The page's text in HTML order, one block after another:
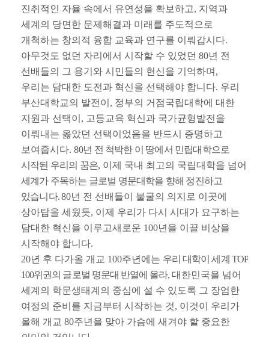
진취적인 자율 속에서 유연성을 확보하고, 지역과
세계의 당면한 문제해결과 미래를 주도적으로
개척하는 창의적 융합 교육과 연구를 이뤄갑시다.
아무것도 없던 자리에서 시작할 수 있었던 80년 전
선배들의 그 용기와 시민들의 헌신을 기억하며 ,
우리는 담대한 도전과 혁신을 선택해야 합니다. 우리
부산대학교의 발전이 , 정부의 거점국립대학에 대한
지원과 선택이 , 고등교육 혁신과 국가균형발전을
이뤄내는 옳았던 선택이었음을 반드시 증명하고
보여줍시다. 80년 전 척박한 이 땅에서 민립대학으로
시작된 우리의 꿈은, 이제 국내 최고의 국립대학을 넘어
세계가 주목하는 글로벌 명문대학을 향해 정진하고
있습니다. 80년 전 선배들이 불굴의 의지로 이곳에
상아탑을 세웠듯, 이제 우리가 다시 시대가 요구하는
담대한 혁신을 이루고새로운 100년을 이끌 비상을
시작해야 합니다.
20년 후 다가올 개교 100주년에는 우리 대학이 세계 TOP
100위권의 글로벌 명문대 반열에 올라, 대한민국을 넘어
세계의 학문생태계의 중심에 설 수 있도록 그 장엄한
여정의 준비를 지금부터 시작하는 것, 이것이 우리가
올해 개교 80주년을 맞아 가슴에 새겨야 할 중요한